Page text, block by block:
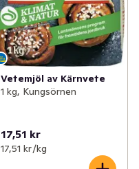
Vetemjöl av Kärnvete
1 kg, Kungsörnen
17,51 kr
17,51 kr /kg